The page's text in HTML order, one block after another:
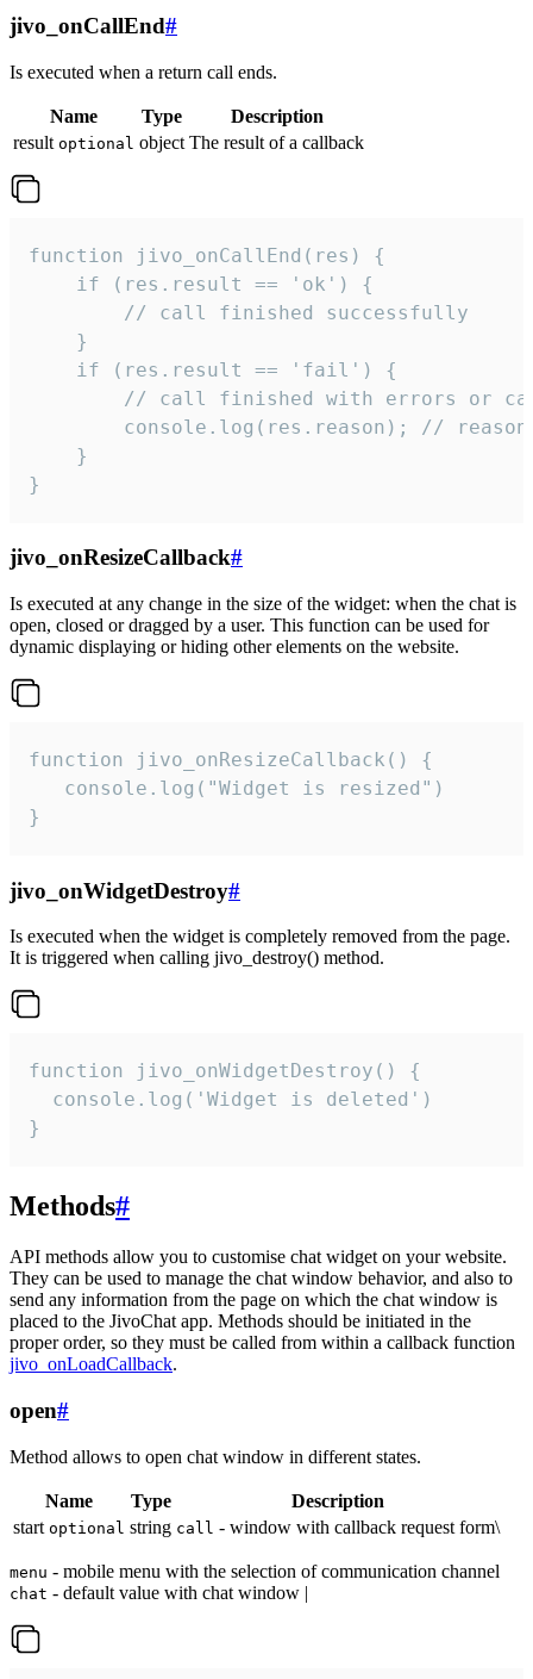
jivo_onCallEnd#
Is executed when a return call ends.
Name Type
Description
result optional object The result of a callback
function jivo_onCallEnd(res) {
    if (res.result == 'ok') {
        // call finished successfully
    }
    if (res.result == 'fail') {
// call finished with errors or
console.log(res.reason); //
    }
}
jivo_onResizeCallback#
Is executed at any change in the size of the widget: when the chat is
open, closed or dragged by a user. This function can be used for
dynamic displaying or hiding other elements on the website.
function jivo_onResizeCallback() {
   console.log("Widget is resized")
}
jivo_onWidgetDestroy#
Is executed when the widget is completely removed from the page.
It is triggered when calling jivo_destroy() method.
function jivo_onWidgetDestroy() {
  console.log('Widget is deleted')
}
Methods#
API methods allow you to customise chat widget on your website.
They can be used to manage the chat window behavior, and also to
send any information from the page on which the chat window is
placed to the JivoChat app. Methods should be initiated in the
proper order, so they must be called from within a callback function
jivo_onLoadCallback.
open#
Method allows to open chat window in different states.
Name Type
Description
start optional string call - window with callback request form\
menu - mobile menu with the selection of communication channel
chat - default value with chat window |